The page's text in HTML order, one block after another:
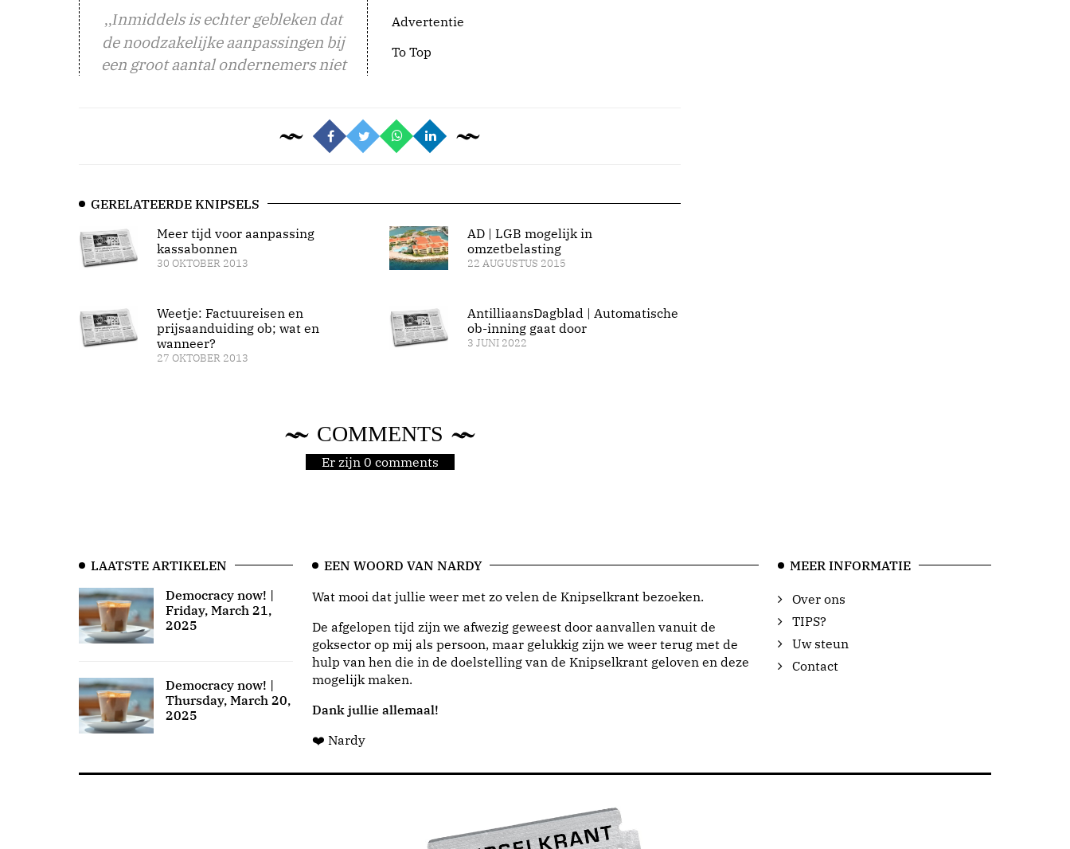
,,Inmiddels is echter gebleken dat
de noodzakelijke aanpassingen bij
een groot aantal ondernemers niet
Advertentie
To Top
GERELATEERDE KNIPSELS
Meer tijd voor aanpassing
kassabonnen
30 OKTOBER 2013
Weetje: Factuureisen en
prijsaanduiding ob; wat en
wanneer?
27 OKTOBER 2013
AD | LGB mogelijk in
omzetbelasting
22 AUGUSTUS 2015
AntilliaansDagblad | Automatische
ob-inning gaat door
3 JUNI 2022
COMMENTS
Er zijn 0 comments
LAATSTE ARTIKELEN
Democracy now! |
Friday, March 21,
2025
Democracy now! |
Thursday, March 20,
2025
EEN WOORD VAN NARDY
Wat mooi dat jullie weer met zo velen de Knipselkrant bezoeken.
De afgelopen tijd zijn we afwezig geweest door aanvallen vanuit de
goksector op mij als persoon, maar gelukkig zijn we weer terug met de
hulp van hen die in de doelstelling van de Knipselkrant geloven en deze
mogelijk maken.
Dank jullie allemaal!
❤️ Nardy
MEER INFORMATIE
Over ons
TIPS?
Uw steun
Contact